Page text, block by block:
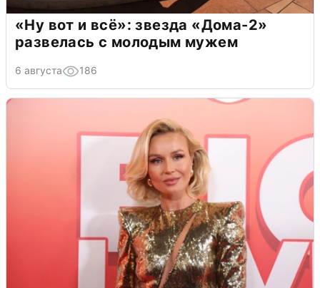
«Ну вот и всё»: звезда «Дома-2»
развелась с молодым мужем
6 августа 186